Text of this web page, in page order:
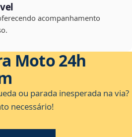
acompanhamento
Moto 24h
ou parada inesperada na via?
necessário!